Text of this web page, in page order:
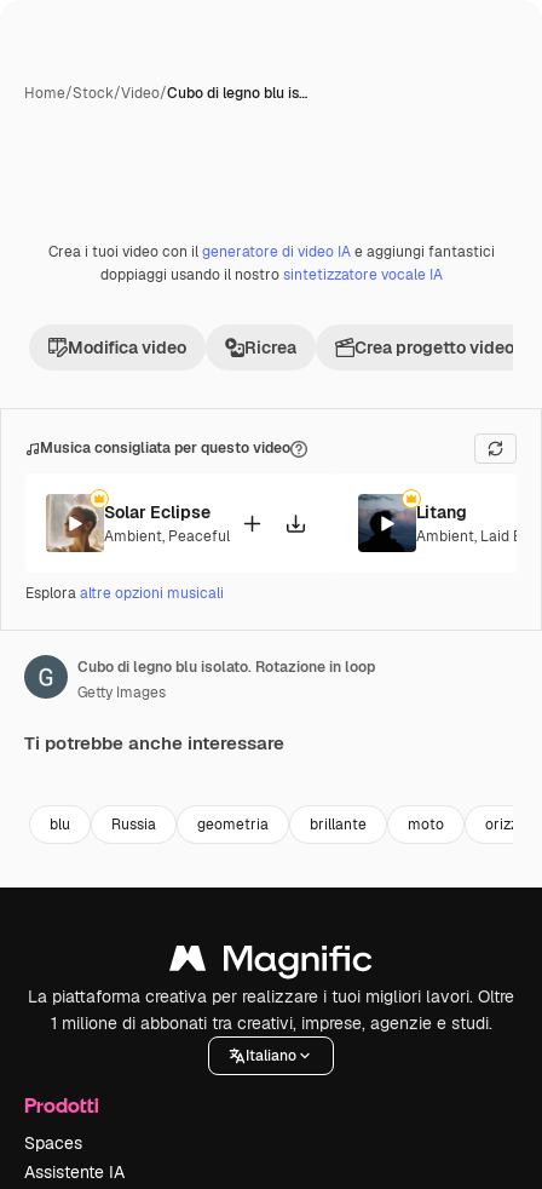
Home/Stock/Video/Cubo di legno blu is…
Premium
Crea i tuoi video con ilgeneratore di video IAe aggiungi fantastici
doppiaggi usando il nostrosintetizzatore vocale IA
Modifica video Ricrea Crea progetto video
Musica consigliata per questo video
Solar Eclipse
Ambient, Peaceful
Litang
Ambient, Laid
Esploraaltre opzioni musicali
Cubo di legno blu isolato. Rotazione in loop
Getty Images
Ti potrebbe anche interessare
blu Russia geometria brillante moto
La piattaforma creativa per realizzare i tuoi migliori lavori. Oltre
1 milione di abbonati tra creativi, imprese, agenzie e studi.
Italiano
Prodotti
Spaces
Assistente IA